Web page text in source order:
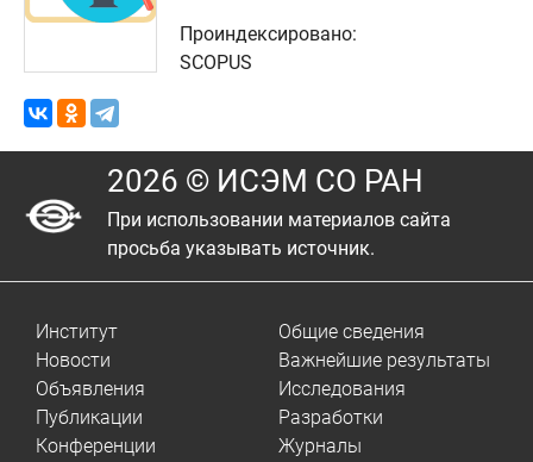
Проиндексировано:
SCOPUS
2026 © ИСЭМ СО РАН
При использовании материалов сайта
просьба указывать источник.
Институт
Новости
Объявления
Публикации
Конференции
Общие сведения
Важнейшие результаты
Исследования
Разработки
Журналы